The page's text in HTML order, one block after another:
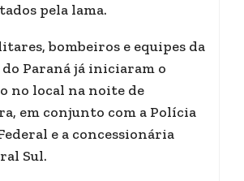
pela lama.
bombeiros e equipes da
Paraná já iniciaram o
no local na noite de
em conjunto com a Polícia
e a concessionária
Sul.